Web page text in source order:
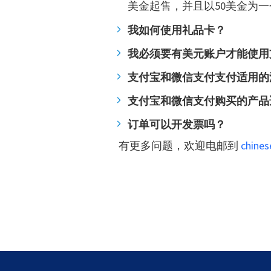
美金起售，并且以50美金为
我如何使用礼品卡？
我必须要有美元账户才能使
支付宝和微信支付支付适用
支付宝和微信支付购买的产
订单可以开发票吗？
有更多问题，欢迎电邮到